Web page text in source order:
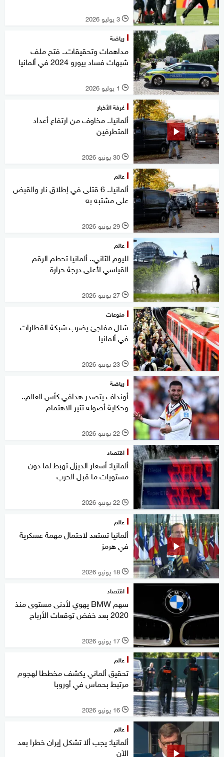
l 3 يوليو 2026
رياضة
مداهمات وتحقيقات.. فتح ملف
شبهات فساد بيورو 2024 في ألمانيا
l 1 يوليو 2026
غرفة الأخبار
ألمانيا.. مخاوف من ارتفاع أعداد
المتطرفين
l 30 يونيو 2026
عالم
ألمانيا.. 6 قتلى في إطلاق نار والقبض
على مشتبه به
l 29 يونيو 2026
عالم
لليوم الثاني.. ألمانيا تحطم الرقم
القياسي لأعلى درجة حرارة
l 27 يونيو 2026
منوعات
شلل مفاجئ يضرب شبكة القطارات
في ألمانيا
l 23 يونيو 2026
رياضة
أونداف يتصدر هدافي كأس العالم..
وحكاية أصوله تثير الاهتمام
l 22 يونيو 2026
اقتصاد
ألمانيا: أسعار الديزل تهبط لما دون
مستويات ما قبل الحرب
l 22 يونيو 2026
عالم
ألمانيا تستعد لاحتمال مهمة عسكرية
في هرمز
l 18 يونيو 2026
اقتصاد
سهم BMW يهوي لأدنى مستوى منذ
2020 بعد خفض توقعات الأرباح
l 17 يونيو 2026
عالم
تحقيق ألماني يكشف مخططا لهجوم
مرتبط بحماس في أوروبا
l 16 يونيو 2026
عالم
ألمانيا: يجب ألا تشكل إيران خطرا بعد
الآن